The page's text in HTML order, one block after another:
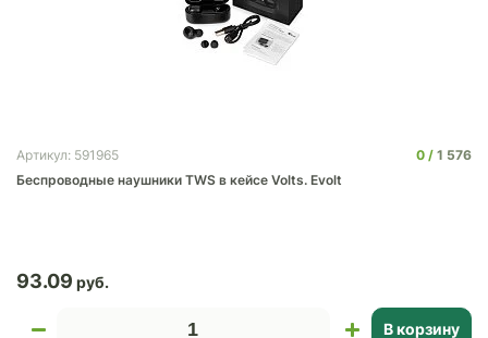
Артикул: 591965 0
1 576
Беспроводные наушники TWS в кейсе Volts. Evolt
93.09
В корзину